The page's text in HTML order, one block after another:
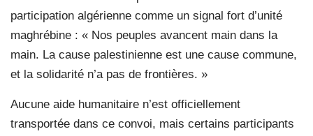
participation algérienne comme un signal fort d’unité
maghrébine : « Nos peuples avancent main dans la
main. La cause palestinienne est une cause commune,
et la solidarité n’a pas de frontières. »
Aucune aide humanitaire n’est officiellement
transportée dans ce convoi, mais certains participants